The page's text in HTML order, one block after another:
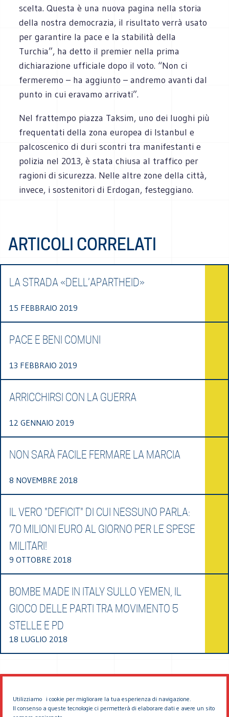
Utilizziamo i cookie per migliorare la tua esperienza di navigazione.
Il consenso a queste tecnologie ci permetterà di elaborare dati e avere un sito
scelta. Questa è una nuova pagina nella storia
della nostra democrazia, il risultato verrà usato
per garantire la pace e la stabilità della
Turchia”, ha detto il premier nella prima
dichiarazione ufficiale dopo il voto. “Non ci
fermeremo – ha aggiunto – andremo avanti dal
punto in cui eravamo arrivati”.
Nel frattempo piazza Taksim, uno dei luoghi più
frequentati della zona europea di Istanbul e
palcoscenico di duri scontri tra manifestanti e
polizia nel 2013, è stata chiusa al traffico per
ragioni di sicurezza. Nelle altre zone della città,
invece, i sostenitori di Erdogan, festeggiano.
ARTICOLI CORRELATI
LA STRADA «DELL’APARTHEID»
15 FEBBRAIO 2019
PACE E BENI COMUNI
13 FEBBRAIO 2019
ARRICCHIRSI CON LA GUERRA
12 GENNAIO 2019
NON SARÀ FACILE FERMARE LA MARCIA
8 NOVEMBRE 2018
IL VERO "DEFICIT" DI CUI NESSUNO PARLA:
70 MILIONI EURO AL GIORNO PER LE SPESE
MILITARI!
9 OTTOBRE 2018
BOMBE MADE IN ITALY SULLO YEMEN, IL
GIOCO DELLE PARTI TRA MOVIMENTO 5
STELLE E PD
18 LUGLIO 2018